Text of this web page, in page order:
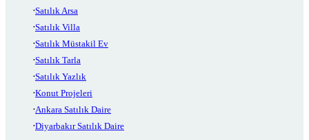
Satılık Arsa
Satılık Villa
Satılık Müstakil Ev
Satılık Tarla
Satılık Yazlık
Konut Projeleri
Ankara Satılık Daire
Diyarbakır Satılık Daire